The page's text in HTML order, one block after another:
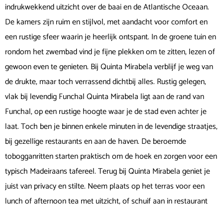
indrukwekkend uitzicht over de baai en de Atlantische Oceaan.
De kamers zijn ruim en stijlvol, met aandacht voor comfort en
een rustige sfeer waarin je heerlijk ontspant. In de groene tuin en
rondom het zwembad vind je fijne plekken om te zitten, lezen of
gewoon even te genieten. Bij Quinta Mirabela verblijf je weg van
de drukte, maar toch verrassend dichtbij alles. Rustig gelegen,
vlak bij levendig Funchal Quinta Mirabela ligt aan de rand van
Funchal, op een rustige hoogte waar je de stad even achter je
laat. Toch ben je binnen enkele minuten in de levendige straatjes,
bij gezellige restaurants en aan de haven. De beroemde
tobogganritten starten praktisch om de hoek en zorgen voor een
typisch Madeiraans tafereel. Terug bij Quinta Mirabela geniet je
juist van privacy en stilte. Neem plaats op het terras voor een
lunch of afternoon tea met uitzicht, of schuif aan in restaurant